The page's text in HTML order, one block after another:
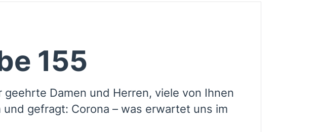
155
Damen und Herren, viele von Ihnen
gefragt: Corona – was erwartet uns im